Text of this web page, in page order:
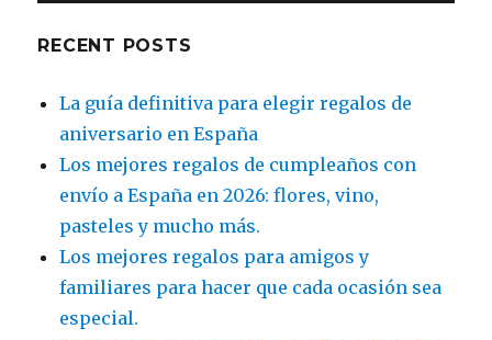
RECENT POSTS
La guía definitiva para elegir regalos de
aniversario en España
Los mejores regalos de cumpleaños con
envío a España en 2026: flores, vino,
pasteles y mucho más.
Los mejores regalos para amigos y
familiares para hacer que cada ocasión sea
especial.